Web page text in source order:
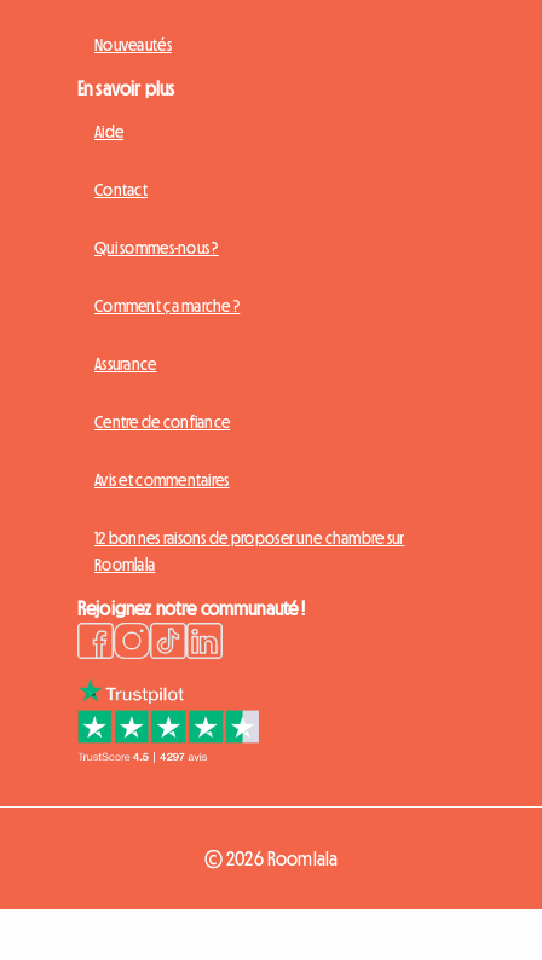
Nouveautés
En savoir plus
Aide
Contact
Qui sommes-nous ?
Comment ça marche ?
Assurance
Centre de confiance
Avis et commentaires
12 bonnes raisons de proposer une chambre sur
Roomlala
Rejoignez notre communauté !
© 2026 Roomlala